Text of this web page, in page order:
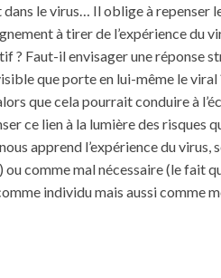
le virus… Il oblige à repenser
à tirer de l’expérience du
? Faut-il envisager une réponse
que porte en lui-même le
que cela pourrait conduire à
ce lien à la lumière des risques
apprend l’expérience du
comme mal nécessaire (le fait
individu mais aussi comme